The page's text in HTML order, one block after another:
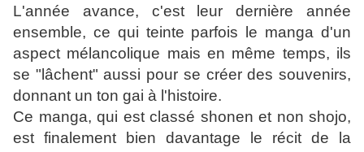
L'année avance, c'est leur dernière année
ensemble, ce qui teinte parfois le manga d'un
aspect mélancolique mais en même temps, ils
se "lâchent" aussi pour se créer des souvenirs,
donnant un ton gai à l'histoire.
Ce manga, qui est classé shonen et non shojo,
est finalement bien davantage le récit de la